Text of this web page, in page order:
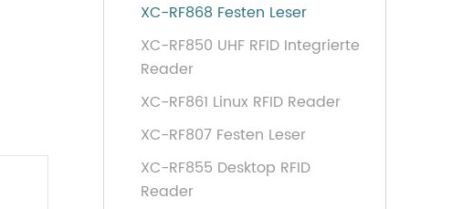
XC-RF868 Festen Leser
XC-RF850 UHF RFID Integrierte
Reader
XC-RF861 Linux RFID Reader
XC-RF807 Festen Leser
XC-RF855 Desktop RFID
Reader